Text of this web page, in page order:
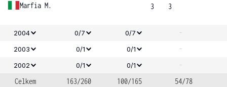
Marfia M.
3
3
2004 0/7 0/7 -
2003 0/1 0/1 -
2002 0/1 0/1
-
Celkem
163/260 100/165 54/78